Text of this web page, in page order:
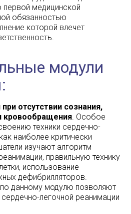
медицинской
обязанностью
которой влечет
модули
отсутствии сознания,
кровообращения . Особое
техники сердечно-
наиболее критически
изучают алгоритм
правильную технику
использование
дефибрилляторов.
по данному модулю позволяют
легочной реанимации